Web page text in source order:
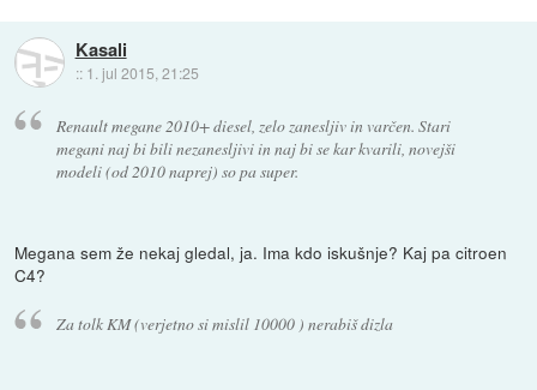
Kasali
:: 1. jul 2015, 21:25
Renault megane 2010+ diesel, zelo zanesljiv in varčen. Stari
megani naj bi bili nezanesljivi in naj bi se kar kvarili, novejši
modeli (od 2010 naprej) so pa super.
Megana sem že nekaj gledal, ja. Ima kdo iskušnje? Kaj pa citroen
C4?
Za tolk KM (verjetno si mislil 10000 ) nerabiš dizla